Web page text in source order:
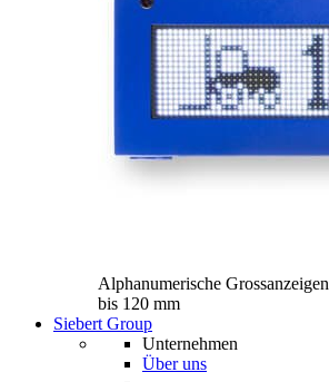
Alphanumerische Grossanzeigen
bis 120 mm
Siebert Group
Unternehmen
Über uns